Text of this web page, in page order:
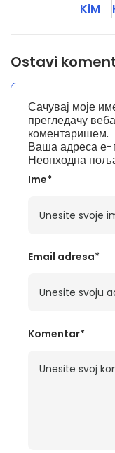
KiM
Ostavi
Ваша адреса е-
Неопходна
Komentar*
Ime*
Email adresa*
Сачувај моје
прегледачу
коментаришем.